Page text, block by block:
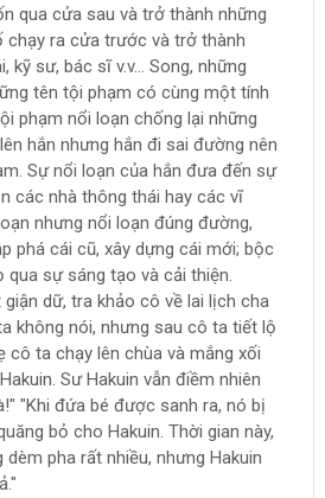
qua cửa sau và trở thành những
chạy ra cửa trước và trở thành
kỹ sư, bác sĩ v.v... Song, những
tên tội phạm có cùng một tính
phạm nổi loạn chống lại những
hắn nhưng hắn đi sai đường nên
Sự nổi loạn của hắn đưa đến sự
các nhà thông thái hay các vĩ
nhưng nổi loạn đúng đường,
phá cái cũ, xây dựng cái mới; bộc
qua sự sáng tạo và cải thiện.
giận dữ, tra khảo cô về lai lịch cha
không nói, nhưng sau cô ta tiết lộ
cô ta chạy lên chùa và mắng xối
Sư Hakuin vẫn điềm nhiên
"Khi đứa bé được sanh ra, nó bị
bỏ cho Hakuin. Thời gian này,
pha rất nhiều, nhưng Hakuin